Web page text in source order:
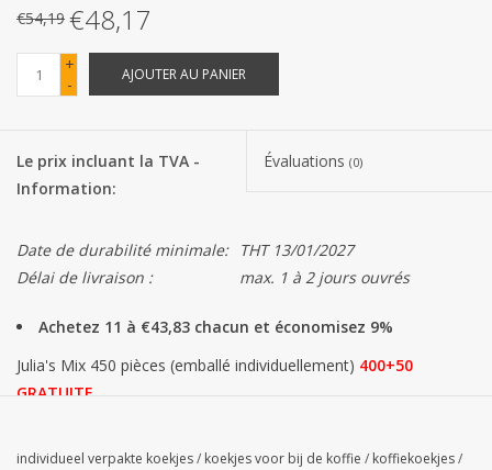
Produits Covid-19
Confiserie Saint-Nicolas
Bonbons de carnaval
Marques
€54,19 €48,17
+
-
AJOUTER AU PANIER
Le prix incluant la TVA -
Information:
Évaluations (0)
Date de durabilité minimale:
THT 13/01/2027
Délai de livraison :
max. 1 à 2 jours ouvrés
Achetez 11 à €43,83 chacun et économisez 9%
Julia's Mix 450 pièces (emballé individuellement) 400+50
GRATUITE
0,09 € / pièce.
individueel verpakte koekjes/ koekjes voor bij de koffie / koffiekoekjes/